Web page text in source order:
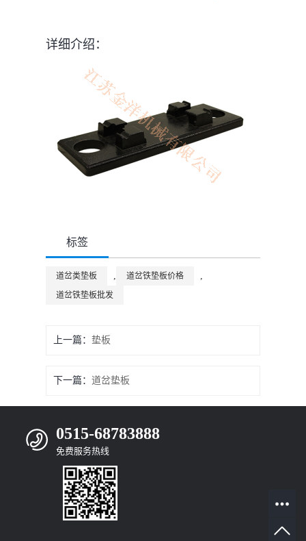
详细介绍：
标签
道岔类垫板 , 道岔铁垫板价格 ,
道岔铁垫板批发
上一篇：垫板
下一篇：道岔垫板
0515-68783888
免费服务热线